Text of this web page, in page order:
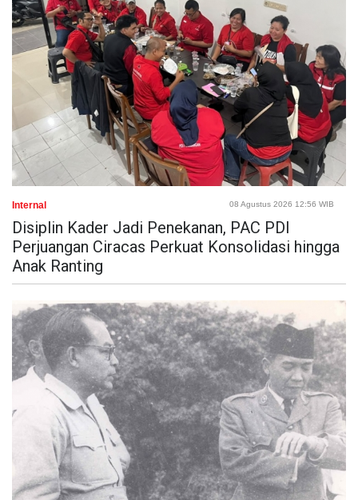
Internal 08 Agustus 2026 12:56 WIB
Disiplin Kader Jadi Penekanan, PAC PDI
Perjuangan Ciracas Perkuat Konsolidasi hingga
Anak Ranting